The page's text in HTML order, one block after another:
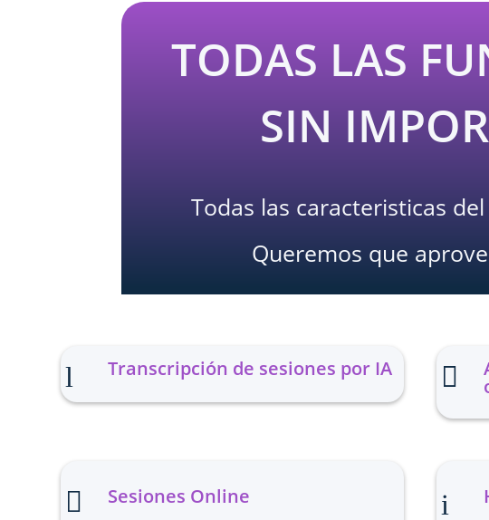
TODAS LAS
SIN
Todas las caracteristicas
Queremos que
l Transcripción de sesiones por IA 
 Sesiones Online i